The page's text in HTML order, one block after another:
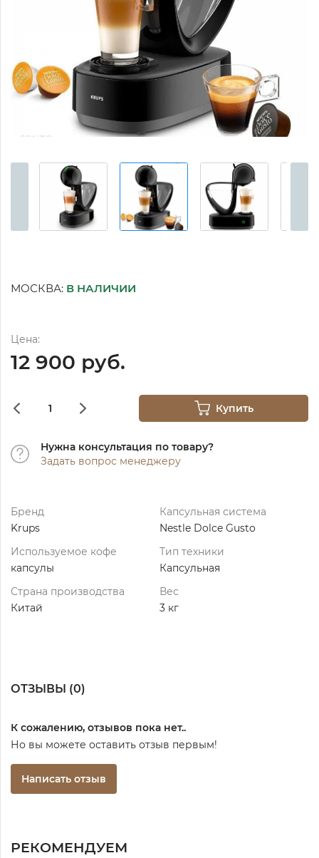
МОСКВА: В НАЛИЧИИ
Цена:
12 900 руб.
Купить
Нужна консультация по товару?
Задать вопрос менеджеру
Бренд
Krups
Капсульная система
Nestle Dolce Gusto
Используемое кофе
капсулы
Тип техники
Капсульная
Страна производства
Китай
Вес
3 кг
ОТЗЫВЫ (0)
К сожалению, отзывов пока нет..
Но вы можете оставить отзыв первым!
Написать отзыв
РЕКОМЕНДУЕМ